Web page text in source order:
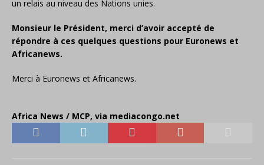
un relais au niveau des Nations unies.
Monsieur le Président, merci d’avoir accepté de
répondre à ces quelques questions pour Euronews et
Africanews.
Merci à Euronews et Africanews.
Africa News / MCP, via mediacongo.net